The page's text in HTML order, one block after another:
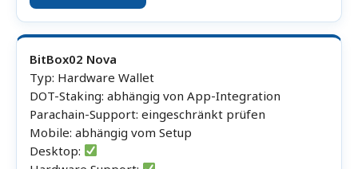
BitBox02 Nova
Typ: Hardware Wallet
DOT-Staking: abhängig von App-Integration
Parachain-Support: eingeschränkt prüfen
Mobile: abhängig vom Setup
Desktop: